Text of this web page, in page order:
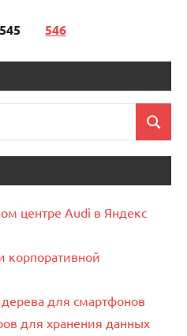
545 546
Поиск
центре Audi в Яндекс
корпоративной
для смартфонов
для хранения данных